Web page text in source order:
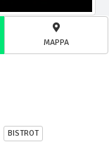
MAPPA
BISTROT